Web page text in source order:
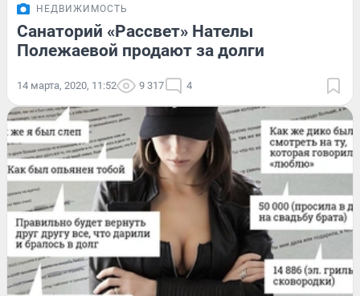
НЕДВИЖИМОСТЬ
Санаторий «Рассвет» Нателы
Полежаевой продают за долги
14 марта, 2020, 11:52 9 317 4